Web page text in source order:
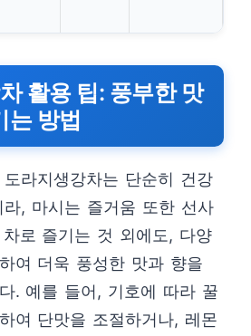
활용 팁: 풍부한 맛
는 방법
라지생강차는 단순히 건강
, 마시는 즐거움 또한 선사
로 즐기는 것 외에도, 다양
여 더욱 풍성한 맛과 향을
. 예를 들어, 기호에 따라 꿀
여 단맛을 조절하거나, 레몬